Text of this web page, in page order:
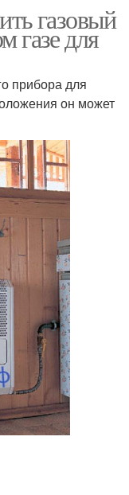
газовый
газе для
прибора для
он может